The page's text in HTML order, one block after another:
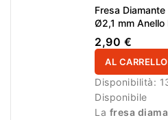
Fresa Diamante
Ø2,1 mm Anello
mm
2,90 €
AL CARRELLO
Disponibilità:
Disponibile
La fresa